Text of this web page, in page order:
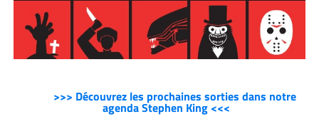
>>> Découvrez les prochaines sorties dans notre
agenda Stephen King <<<